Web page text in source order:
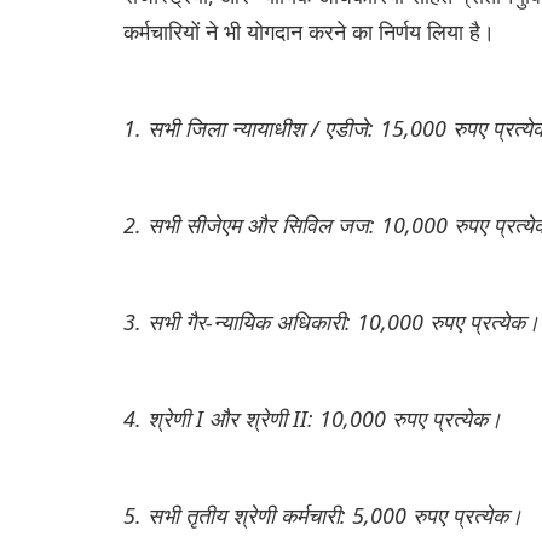
कर्मचारियों ने भी योगदान करने का निर्णय लिया है।
1. सभी जिला न्यायाधीश / एडीजे: 15,000 रुपए
2. सभी सीजेएम और सिविल जज: 10,000 रुपए
3. सभी गैर-न्यायिक अधिकारी: 10,000 रुपए प्रत्येक।
4. श्रेणी I और श्रेणी II: 10,000 रुपए प्रत्येक।
5. सभी तृतीय श्रेणी कर्मचारी: 5,000 रुपए प्रत्येक।